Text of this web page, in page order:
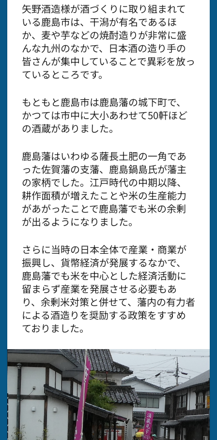
矢野酒造様が酒づくりに取り組まれて
いる鹿島市は、干潟が有名であるほ
か、麦や芋などの焼酎造りが非常に盛
んな九州のなかで、日本酒の造り手の
皆さんが集中していることで異彩を放っ
ているところです。
もともと鹿島市は鹿島藩の城下町で、
かつては市中に大小あわせて50軒ほど
の酒蔵がありました。
鹿島藩はいわゆる薩長土肥の一角であ
った佐賀藩の支藩、鹿島鍋島氏が藩主
の家柄でした。江戸時代の中期以降、
耕作面積が増えたことや米の生産能力
があがったことで鹿島藩でも米の余剰
が出るようになりました。
さらに当時の日本全体で産業・商業が
振興し、貨幣経済が発展するなかで、
鹿島藩でも米を中心とした経済活動に
留まらず産業を発展させる必要もあ
り、余剰米対策と併せて、藩内の有力者
による酒造りを奨励する政策をすすめ
ておりました。